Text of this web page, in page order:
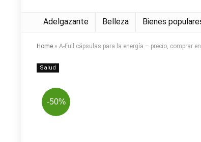
Adelgazante Belleza Bienes
Home » A-Full cápsulas para la energía – precio, comprar
Salud
-50%